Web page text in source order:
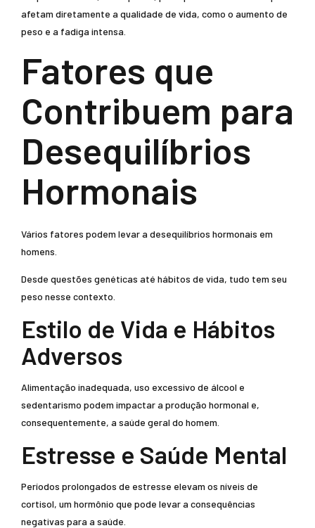
afetam diretamente a qualidade de vida, como o aumento de
peso e a fadiga intensa.
Fatores que
Contribuem para
Desequilíbrios
Hormonais
Vários fatores podem levar a desequilíbrios hormonais em
homens.
Desde questões genéticas até hábitos de vida, tudo tem seu
peso nesse contexto.
Estilo de Vida e Hábitos
Adversos
Alimentação inadequada, uso excessivo de álcool e
sedentarismo podem impactar a produção hormonal e,
consequentemente, a saúde geral do homem.
Estresse e Saúde Mental
Períodos prolongados de estresse elevam os níveis de
cortisol, um hormônio que pode levar a consequências
negativas para a saúde.